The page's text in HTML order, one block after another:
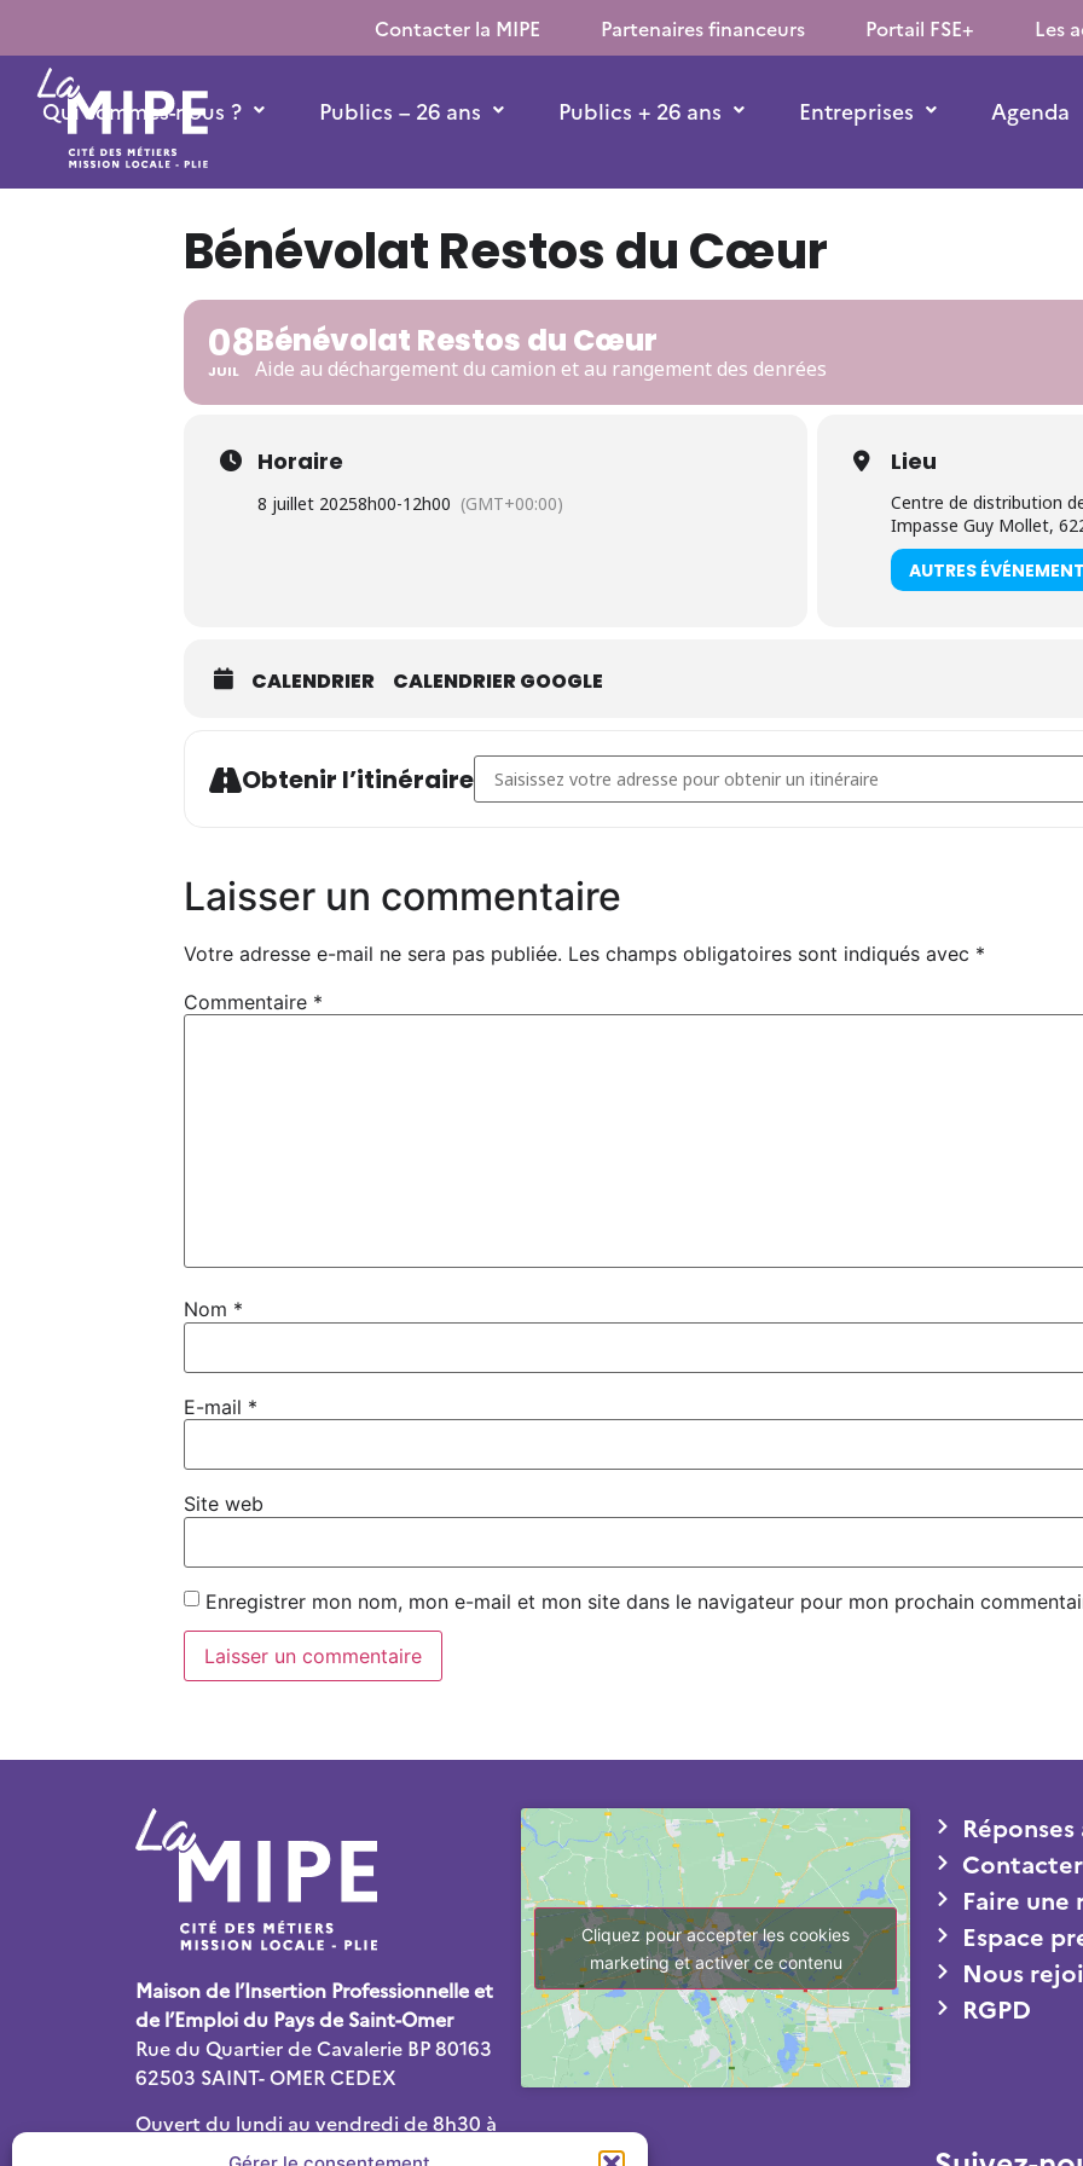
Contacter la MIPE Partenaires financeurs Portail FSE+ Les
Qui sommes-nous ? Publics – 26 ans Publics + 26 ans Entreprises Agenda
Bénévolat Restos du Cœur
08
JUIL
Bénévolat Restos du Cœur
Aide au déchargement du camion et au rangement des denrées
Horaire
8 juillet 20258h00-12h00 (GMT+00:00)
Lieu
Centre de distribution
Impasse Guy Mollet,
AUTRES
CALENDRIER CALENDRIER GOOGLE
Obtenir l’itinéraireAddress - Bénévolat Restos du Cœur [qrLFF48Cy]
Laisser un commentaire
Votre adresse e-mail ne sera pas publiée. Les champs obligatoires sont indiqués avec *
Commentaire *
Nom *
E-mail *
Site web
Enregistrer mon nom, mon e-mail et mon site dans le navigateur pour mon prochain
Maison de l’Insertion Professionnelle et
de l’Emploi du Pays de Saint-Omer
Rue du Quartier de Cavalerie BP 80163
62503 SAINT- OMER CEDEX
Ouvert du lundi au vendredi de 8h30 à
12h30 et de 13h30 à 17h30
Cliquez pour accepter les cookies
marketing et activer ce contenu
Contacter
Faire une
Espace
Nous
RGPD